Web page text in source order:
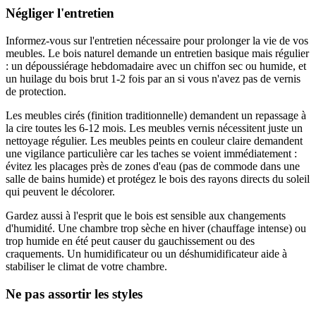
Négliger l'entretien
Informez-vous sur l'entretien nécessaire pour prolonger la vie de vos
meubles. Le bois naturel demande un entretien basique mais régulier
: un dépoussiérage hebdomadaire avec un chiffon sec ou humide, et
un huilage du bois brut 1-2 fois par an si vous n'avez pas de vernis
de protection.
Les meubles cirés (finition traditionnelle) demandent un repassage à
la cire toutes les 6-12 mois. Les meubles vernis nécessitent juste un
nettoyage régulier. Les meubles peints en couleur claire demandent
une vigilance particulière car les taches se voient immédiatement :
évitez les placages près de zones d'eau (pas de commode dans une
salle de bains humide) et protégez le bois des rayons directs du soleil
qui peuvent le décolorer.
Gardez aussi à l'esprit que le bois est sensible aux changements
d'humidité. Une chambre trop sèche en hiver (chauffage intense) ou
trop humide en été peut causer du gauchissement ou des
craquements. Un humidificateur ou un déshumidificateur aide à
stabiliser le climat de votre chambre.
Ne pas assortir les styles